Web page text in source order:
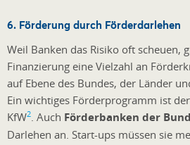
6. Förderung durch Förderdarlehen
Weil Banken das Risiko oft scheuen,
Finanzierung eine Vielzahl an
auf Ebene des Bundes, der Länder
Ein wichtiges Förderprogramm ist
KfW2 . Auch Förderbanken der
Darlehen an. Start-ups müssen sie